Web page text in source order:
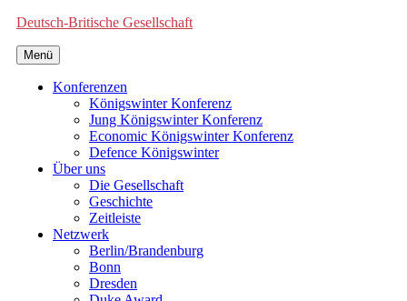
Deutsch-Britische Gesellschaft
Menü
Konferenzen
Königswinter Konferenz
Jung Königswinter Konferenz
Economic Königswinter Konferenz
Defence Königswinter
Über uns
Die Gesellschaft
Geschichte
Zeitleiste
Netzwerk
Berlin/Brandenburg
Bonn
Dresden